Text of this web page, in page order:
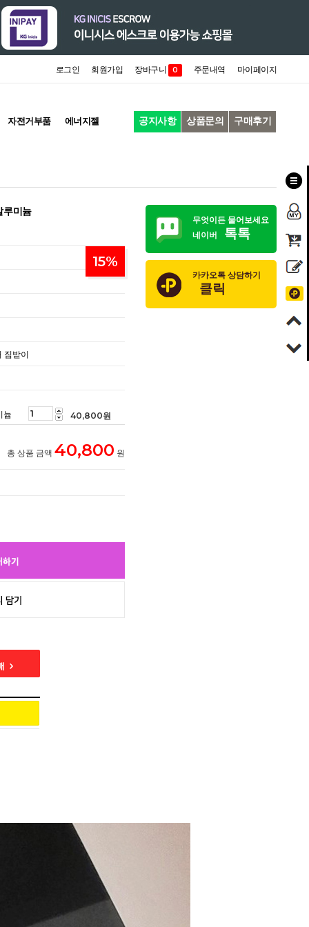
로그인 회원가입 장바구니 0 주문내역 마이페이지
자전거부품 에너지젤 공지사항 상품문의 구매후기
루미늄
15%
짐받이
늄 40,800원
총 상품 금액 40,800 원
무엇이든 물어보세요
네이버
톡톡
카카오톡 상담하기
클릭